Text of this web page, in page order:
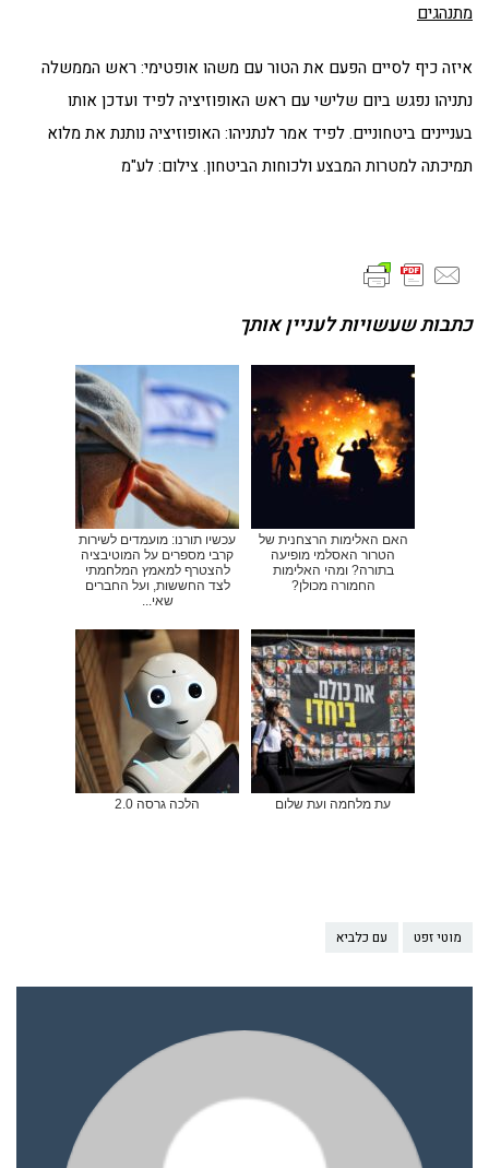
מתנהגים
איזה כיף לסיים הפעם את הטור עם משהו אופטימי: ראש הממשלה
נתניהו נפגש ביום שלישי עם ראש האופוזיציה לפיד ועדכן אותו
בעניינים ביטחוניים. לפיד אמר לנתניהו: האופוזיציה נותנת את מלוא
תמיכתה למטרות המבצע ולכוחות הביטחון. צילום: לע"מ
כתבות שעשויות לעניין אותך
האם האלימות הרצחנית של
הטרור האסלמי מופיעה
בתורה? ומהי האלימות
החמורה מכולן?
עכשיו תורנו: מועמדים לשירות
קרבי מספרים על המוטיבציה
להצטרף למאמץ המלחמתי
לצד החששות, ועל החברים
שאי...
עת מלחמה ועת שלום הלכה גרסה 2.0
מוטי זפט עם כלביא